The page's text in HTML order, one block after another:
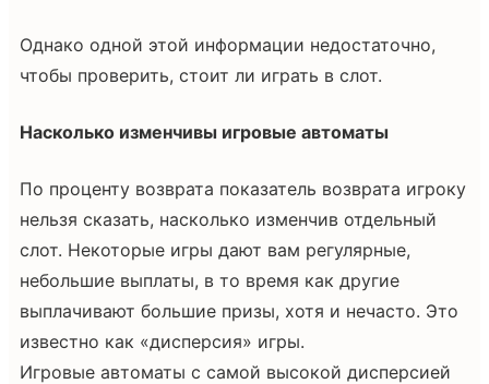
Однако одной этой информации недостаточно,
чтобы проверить, стоит ли играть в слот.
Насколько изменчивы игровые автоматы
По проценту возврата показатель возврата игроку
нельзя сказать, насколько изменчив отдельный
слот. Некоторые игры дают вам регулярные,
небольшие выплаты, в то время как другие
выплачивают большие призы, хотя и нечасто. Это
известно как «дисперсия» игры.
Игровые автоматы с самой высокой дисперсией